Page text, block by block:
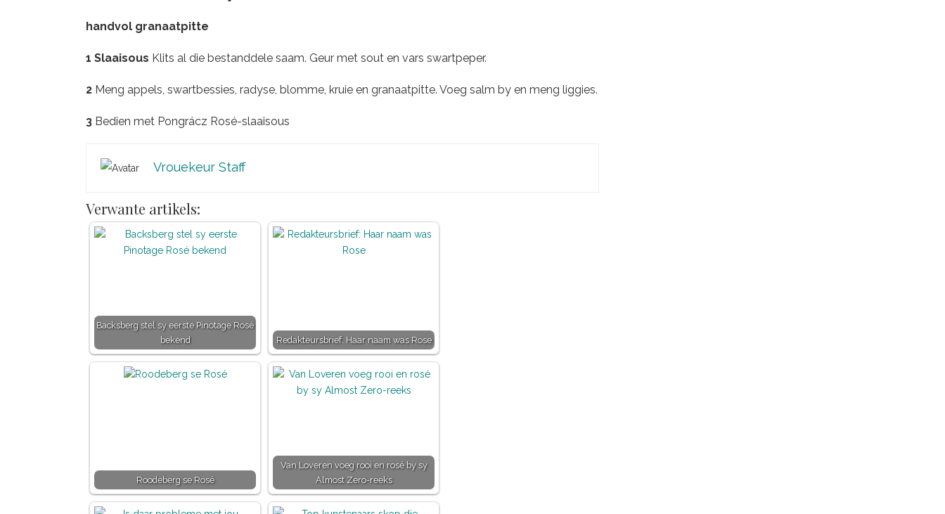
handvol granaatpitte
1 Slaaisous Klits al die bestanddele saam. Geur met sout en vars swartpeper.
2 Meng appels, swartbessies, radyse, blomme, kruie en granaatpitte. Voeg salm by en meng liggies.
3 Bedien met Pongrácz Rosé-slaaisous
Vrouekeur Staff
Verwante artikels:
Backsberg stel sy eerste Pinotage Rosé
bekend
Redakteursbrief: Haar naam was Rose
Roodeberg se Rosé
Van Loveren voeg rooi en rosé by sy
Almost Zero-reeks